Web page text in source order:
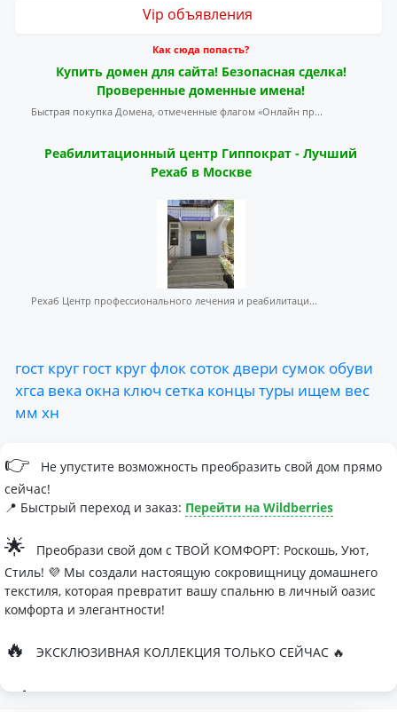
Vip объявления
Как сюда попасть?
Купить домен для сайта! Безопасная сделка!
Проверенные доменные имена!
Быстрая покупка Домена, отмеченные флагом «Онлайн пр...
Реабилитационный центр Гиппократ - Лучший
Рехаб в Москве
Рехаб Центр профессионального лечения и реабилитаци...
гост круг гост круг флок сотокдвери сумок обуви
хгса века окна ключ сетка концы туры ищем вес
мм хн
👉
Не упустите возможность преобразить свой дом прямо
сейчас!
📍 Быстрый переход и заказ: Перейти на Wildberries
🌟
Преобрази свой дом с ТВОЙ КОМФОРТ: Роскошь, Уют,
Стиль! 💜 Мы создали настоящую сокровищницу домашнего
текстиля, которая превратит вашу спальню в личный оазис
комфорта и элегантности!
🔥 ЭКСКЛЮЗИВНАЯ КОЛЛЕКЦИЯ ТОЛЬКО СЕЙЧАС 🔥
🛏